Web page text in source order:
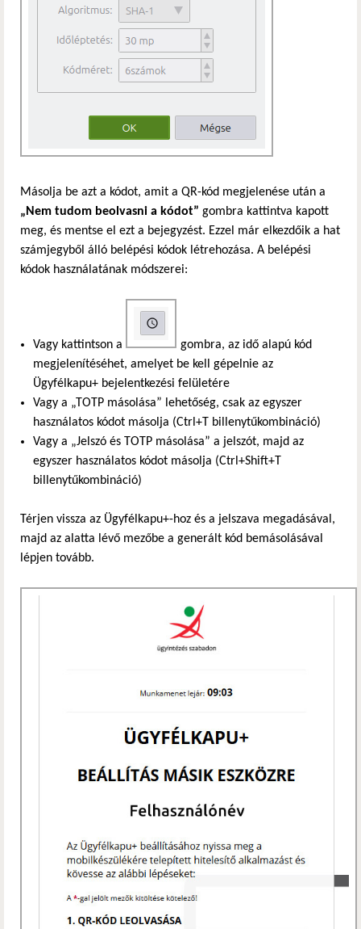
Másolja be azt a kódot, amit a QR-kód megjelenése után a
„Nem tudom beolvasni a kódot” gombra kattintva kapott
meg, és mentse el ezt a bejegyzést. Ezzel már elkezdőik a hat
számjegyből álló belépési kódok létrehozása. A belépési
kódok használatának módszerei:
Vagy kattintson a
gombra, az idő alapú kód
megjelenítéséhet, amelyet be kell gépelnie az
Ügyfélkapu+ bejelentkezési felületére
Vagy a „TOTP másolása” lehetőség, csak az egyszer
használatos kódot másolja (Ctrl+T billenytűkombináció)
Vagy a „Jelszó és TOTP másolása” a jelszót, majd az
egyszer használatos kódot másolja (Ctrl+Shift+T
billenytűkombináció)
Térjen vissza az Ügyfélkapu+-hoz és a jelszava megadásával,
majd az alatta lévő mezőbe a generált kód bemásolásával
lépjen tovább.